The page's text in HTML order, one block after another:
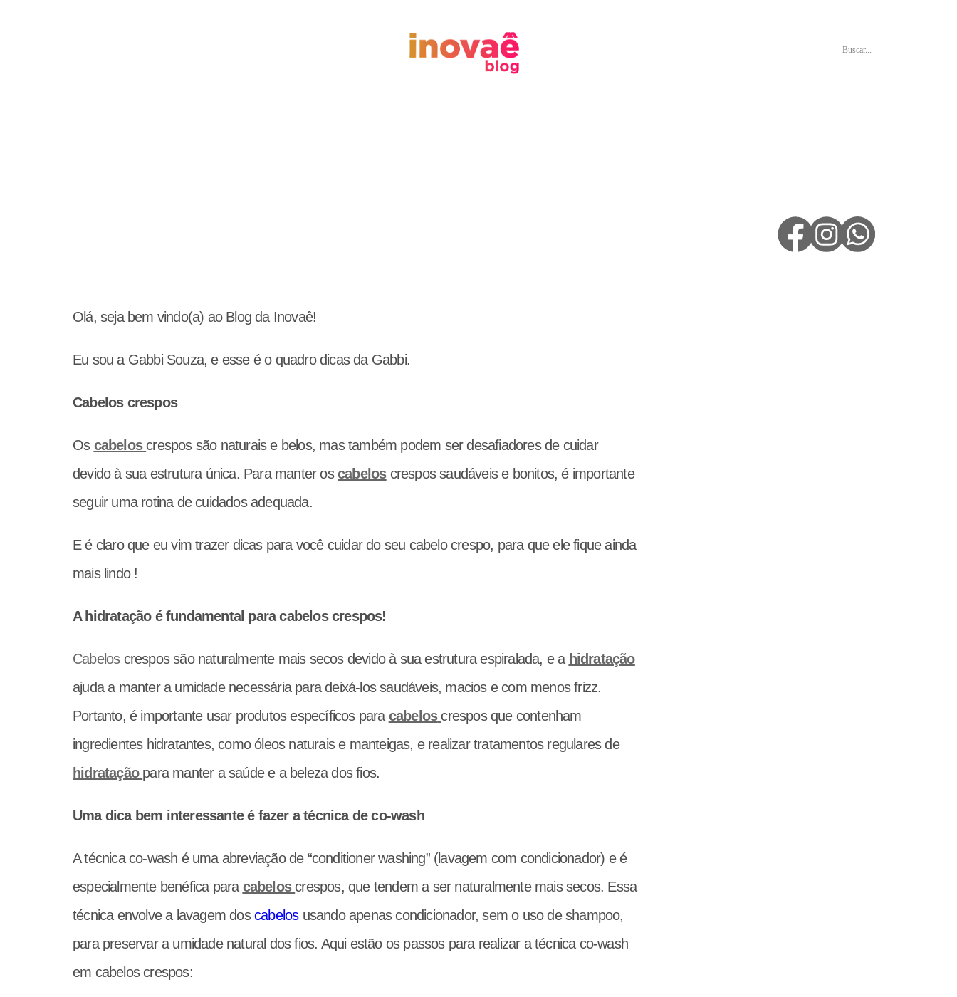
Olá, seja bem vindo(a) ao Blog da Inovaê!
Eu sou a Gabbi Souza, e esse é o quadro dicas da Gabbi.
Cabelos crespos
Os cabelos crespos são naturais e belos, mas também podem ser desafiadores de cuidar
devido à sua estrutura única. Para manter oscabelos crespos saudáveis e bonitos, é importante
seguir uma rotina de cuidados adequada.
E é claro que eu vim trazer dicas para você cuidar do seu cabelo crespo, para que ele fique ainda
mais lindo !
A hidratação é fundamental para cabelos crespos!
Cabelos crespos são naturalmente mais secos devido à sua estrutura espiralada, e a hidratação
ajuda a manter a umidade necessária para deixá-los saudáveis, macios e com menos frizz.
Portanto, é importante usar produtos específicos para cabelos crespos que contenham
ingredientes hidratantes, como óleos naturais e manteigas, e realizar tratamentos regulares de
hidratação para manter a saúde e a beleza dos fios.
Uma dica bem interessante é fazer a técnica de co-wash
A técnica co-wash é uma abreviação de “conditioner washing” (lavagem com condicionador) e é
especialmente benéfica para cabelos crespos, que tendem a ser naturalmente mais secos. Essa
técnica envolve a lavagem doscabelosusando apenas condicionador, sem o uso de shampoo,
para preservar a umidade natural dos fios. Aqui estão os passos para realizar a técnica co-wash
em cabelos crespos: